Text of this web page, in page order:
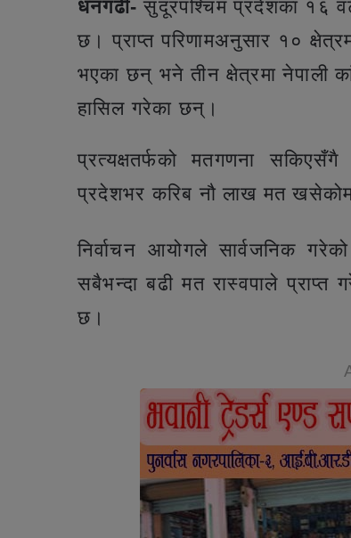
धनगढी- सुदूरपश्चिम प्रदेशका १६ वटै
छ। प्राप्त परिणामअनुसार १०
भएका छन् भने तीन क्षेत्रमा नेपाली
हासिल गरेका छन्।
प्रत्यक्षतर्फको मतगणना
प्रदेशभर करिब नौ लाख मत
निर्वाचन आयोगले सार्वजनिक
सबैभन्दा बढी मत रास्वपाले
छ।